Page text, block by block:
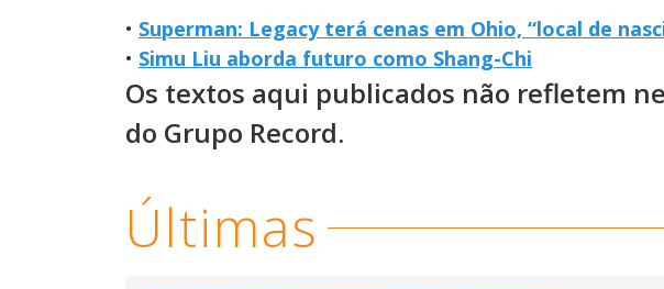
• Superman: Legacy terá cenas em Ohio, “local de
• Simu Liu aborda futuro como Shang-Chi
Os textos aqui publicados não refletem
do Grupo Record.
Últimas